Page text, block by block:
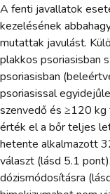
A fenti javallatok
kezelésének
mutattak javulást.
plakkos psoriasisban
psoriasisban
psoriasissal
szenvedő és ≥120
érték el a bőr teljes
hetente alkalmazott
választ (lásd 5.1
dózismódosításra